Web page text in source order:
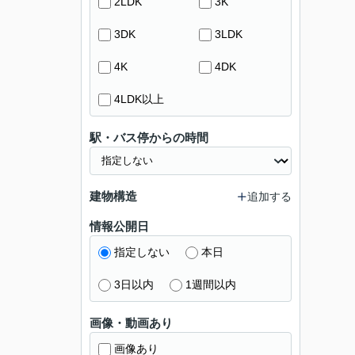
3DK 3LDK
4K 4DK
4LDK以上
駅・バス停からの時間
建物構造 追加する
情報公開日
指定しない 本日
3日以内 1週間以内
画像・動画あり
画像あり